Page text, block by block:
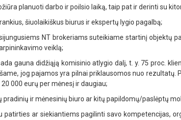
planuoti darbo ir poilsio laiką, taip pat ir derinti su
šiuolaikiškus biurus ir ekspertų lygio pagalbą;
NT brokeriams suteikiame startinį objektų
veiklą;
gauna didžiąją komisinio atlygio dalį, t. y. 75 proc.
jog pajamos yra pilnai priklausomos nuo rezultatų.
000 eurų per mėnesį ir daugiau;
pradinių ir mėnesinių biuro ar kitų papildomų/paslėptų
patirties ar siekiantiems pagilinti savo kompetencijas,